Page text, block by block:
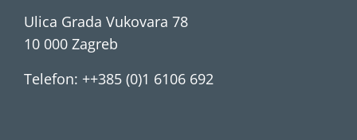
Ulica Grada Vukovara 78
10 000 Zagreb
Telefon: ++385 (0)1 6106 692